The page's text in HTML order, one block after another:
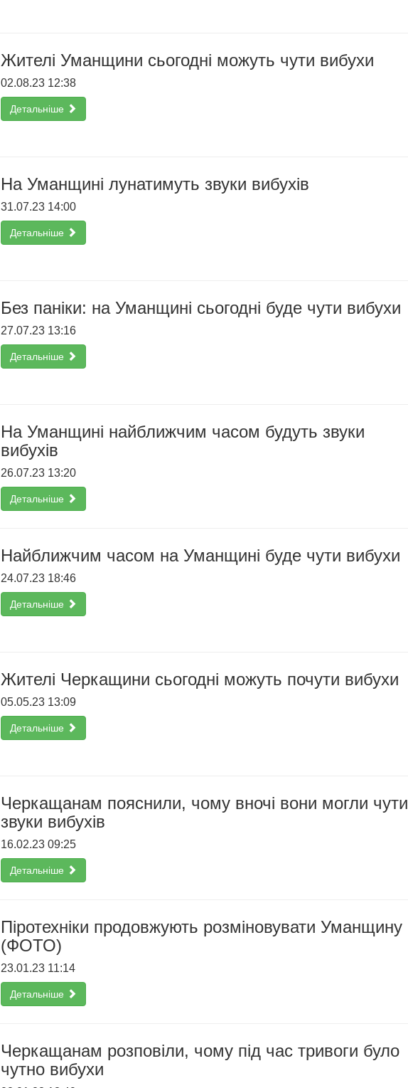
Жителі Уманщини сьогодні можуть чути вибухи
02.08.23 12:38
Детальніше
На Уманщині лунатимуть звуки вибухів
31.07.23 14:00
Детальніше
Без паніки: на Уманщині сьогодні буде чути вибухи
27.07.23 13:16
Детальніше
На Уманщині найближчим часом будуть звуки
вибухів
26.07.23 13:20
Детальніше
Найближчим часом на Уманщині буде чути вибухи
24.07.23 18:46
Детальніше
Жителі Черкащини сьогодні можуть почути вибухи
05.05.23 13:09
Детальніше
Черкащанам пояснили, чому вночі вони могли чути
звуки вибухів
16.02.23 09:25
Детальніше
Піротехніки продовжують розміновувати Уманщину
(ФОТО)
23.01.23 11:14
Детальніше
Черкащанам розповіли, чому під час тривоги було
чутно вибухи